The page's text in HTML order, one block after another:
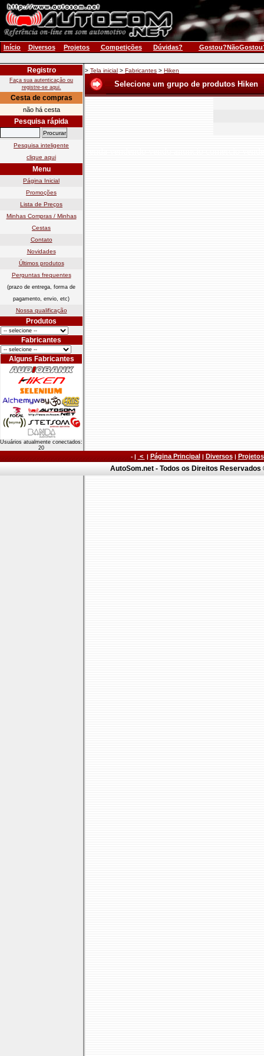
Início Diversos Projetos Competições Dúvidas?
Registro
Faça sua autenticação ou
registre-se aqui.
Cesta de compras
não há cesta
Pesquisa rápida
Pesquisa inteligente
clique aqui
Menu
Página Inicial
Promoções
Lista de Preços
Minhas Compras / Minhas
Cestas
Contato
Novidades
Últimos produtos
Perguntas frequentes
(prazo de entrega, forma de
pagamento, envio, etc)
Nossa qualificação
Produtos
Fabricantes
Alguns Fabricantes
Usuários atualmente conectados:
20
> Tela inicial > Fabricantes > Hiken
Selecione um grupo de produtos Hiken
- | < | Página Principal | Diversos| Projetos
AutoSom.net - Todos os Direitos